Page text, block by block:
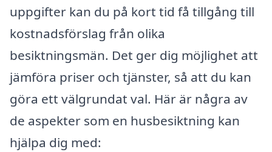
uppgifter kan du på kort tid få tillgång till
kostnadsförslag från olika
besiktningsmän. Det ger dig möjlighet att
jämföra priser och tjänster, så att du kan
göra ett välgrundat val. Här är några av
de aspekter som en husbesiktning kan
hjälpa dig med: